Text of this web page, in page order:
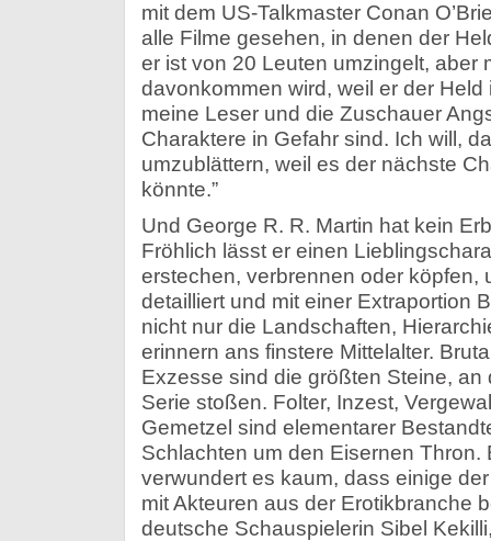
mit dem US-Talkmaster Conan
alle Filme gesehen, in denen der
er ist von 20 Leuten umzingelt, aber
davonkommen wird, weil er der
meine Leser und die Zuschauer
Charaktere in Gefahr sind. Ich will,
umzublättern, weil es der nächste
könnte.”
Und George R. R. Martin hat kein
Fröhlich lässt er einen
erstechen, verbrennen oder köpfen,
detailliert und mit einer Extraportion
nicht nur die Landschaften,
erinnern ans finstere Mittelalter.
Exzesse sind die größten Steine, an
Serie stoßen. Folter, Inzest,
Gemetzel sind elementarer
Schlachten um den Eisernen Thron.
verwundert es kaum, dass einige
mit Akteuren aus der Erotikbranche
deutsche Schauspielerin Sibel